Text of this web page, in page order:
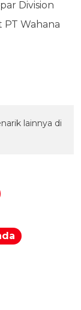
Division
Wahana
lainnya di